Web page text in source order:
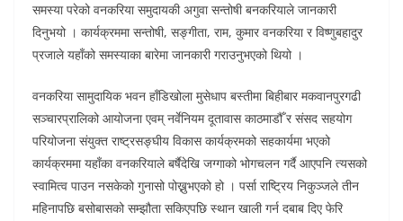
समस्या परेको वनकरिया समुदायकी अगुवा सन्तोषी बनकरियाले जानकारी
दिनुभयो । कार्यक्रममा सन्तोषी, सङ्गीता, राम, कुमार वनकरिया र विष्णुबहादुर
प्रजाले यहाँको समस्याका बारेमा जानकारी गराउनुभएको थियो ।
वनकरिया सामुदायिक भवन हाँडिखोला मुसेधाप बस्तीमा बिहीबार मकवानपुरगढी
सञ्चारप्रालिको आयोजना एवम् नर्वेनियम दूतावास काठमाडौँ र संसद सहयोग
परियोजना संयुक्त राष्ट्रसङ्घीय विकास कार्यक्रमको सहकार्यमा भएको
कार्यक्रममा यहाँका वनकरियाले बर्षैदेखि जग्गाको भोगचलन गर्दै आएपनि त्यसको
स्वामित्व पाउन नसकेको गुनासो पोख्नुभएको हो । पर्सा राष्ट्रिय निकुञ्जले तीन
महिनापछि बसोबासको सम्झौता सकिएपछि स्थान खाली गर्न दबाब दिए फेरि